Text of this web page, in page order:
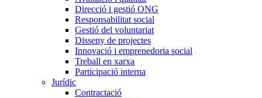
Direcció i gestió ONG
Responsabilitat social
Gestió del voluntariat
Disseny de projectes
Innovació i emprenedoria social
Treball en xarxa
Participació interna
Jurídic
Contractació